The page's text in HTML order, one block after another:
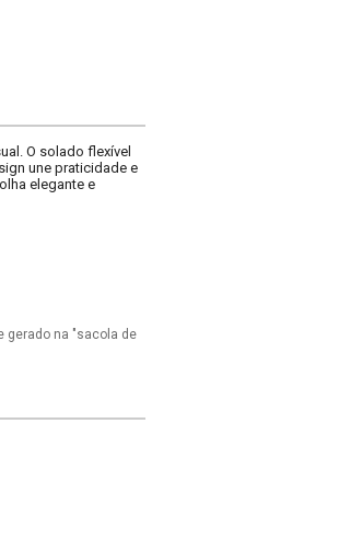
O solado flexível
une praticidade e
elegante e
gerado na "sacola de